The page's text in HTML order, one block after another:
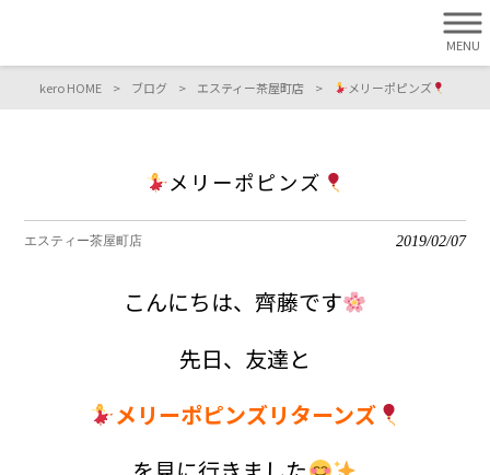
MENU
kero HOME > ブログ > エスティー茶屋町店 > メリーポピンズ
メリーポピンズ
エスティー茶屋町店 2019/02/07
こんにちは、齊藤です
先日、友達と
メリーポピンズリターンズ